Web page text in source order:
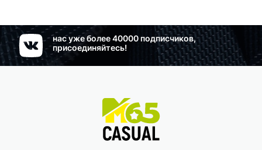
нас уже более 40000 подписчиков,
присоединяйтесь!